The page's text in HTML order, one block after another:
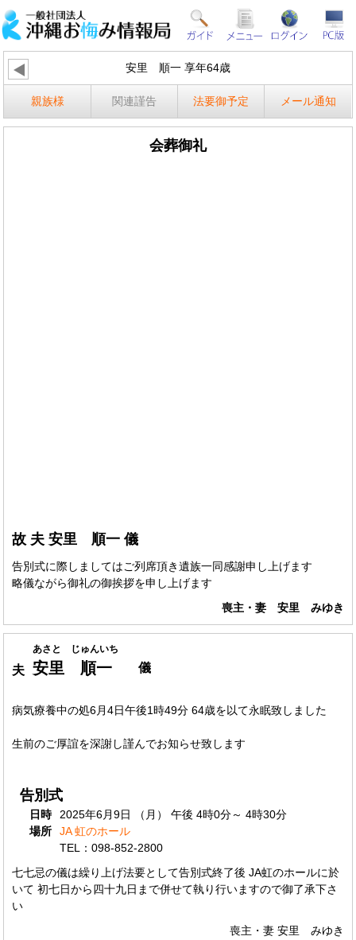
安里 順一 享年64歳
親族様 関連謹告 法要御予定 メール通知
会葬御礼
故 夫 安里 順一 儀
告別式に際しましてはご列席頂き遺族一同感謝申し上げます
略儀ながら御礼の御挨拶を申し上げます
喪主・妻 安里 みゆき
あさと じゅんいち
夫 安里 順一 儀
病気療養中の処6月4日午後1時49分 64歳を以て永眠致しました
生前のご厚誼を深謝し謹んでお知らせ致します
告別式
日時
2025年6月9日 （月） 午後 4時0分～ 4時30分
場所
JA 虹のホール
TEL：098-852-2800
七七忌の儀は繰り上げ法要として告別式終了後 JA虹のホールに於
いて 初七日から四十九日まで併せて執り行いますので御了承下さ
い
喪主・妻 安里 みゆき